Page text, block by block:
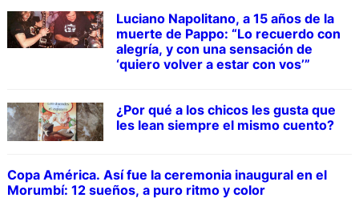
Luciano Napolitano, a 15 años de la
muerte de Pappo: “Lo recuerdo con
alegría, y con una sensación de
‘quiero volver a estar con vos’”
¿Por qué a los chicos les gusta que
les lean siempre el mismo cuento?
Copa América. Así fue la ceremonia inaugural en el
Morumbí: 12 sueños, a puro ritmo y color